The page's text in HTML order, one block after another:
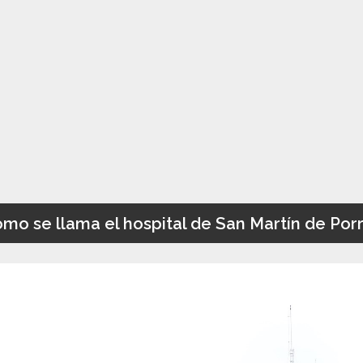
se llama el hospital de San Martín de